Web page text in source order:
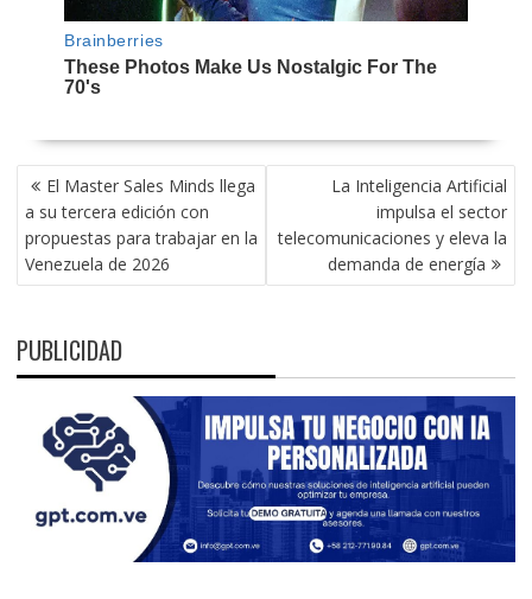
NAVEGACIÓN
DE
ENTRADAS
El Master Sales Minds llega
a su tercera edición con
propuestas para trabajar en la
Venezuela de 2026
La Inteligencia Artificial
impulsa el sector
telecomunicaciones y eleva la
demanda de energía
PUBLICIDAD